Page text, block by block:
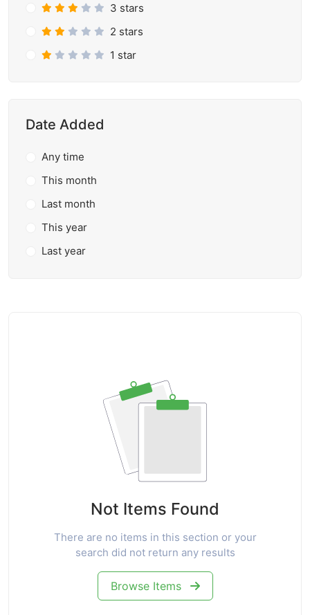
3 stars
2 stars
1 star
Date Added
Any time
This month
Last month
This year
Last year
Not Items Found
There are no items in this section or your
search did not return any results
Browse Items